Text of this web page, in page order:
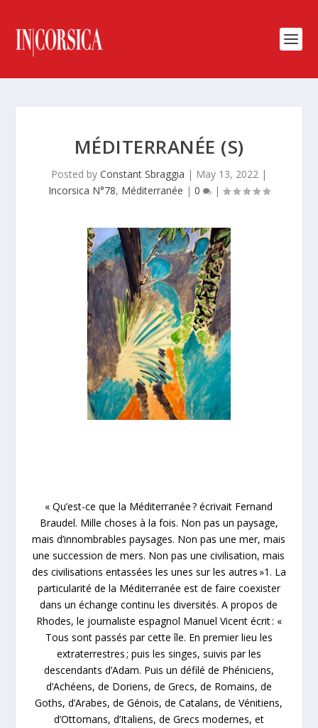
MÉDITERRANÉE (S)
Posted by Constant Sbraggia | May 13, 2022 |
Incorsica N°78, Méditerranée | 0 |
« Qu’est-ce que la Méditerranée ? écrivait Fernand
Braudel. Mille choses à la fois. Non pas un paysage,
mais d’innombrables paysages. Non pas une mer, mais
une succession de mers. Non pas une civilisation, mais
des civilisations entassées les unes sur les autres »1. La
particularité de la Méditerranée est de faire coexister
dans un échange continu les diversités. A propos de
Rhodes, le journaliste espagnol Manuel Vicent écrit : «
Tous sont passés par cette île. En premier lieu les
extraterrestres ; puis les singes, suivis par les
descendants d’Adam. Puis un défilé de Phéniciens,
d’Achéens, de Doriens, de Grecs, de Romains, de
Goths, d’Arabes, de Génois, de Catalans, de Vénitiens,
d’Ottomans, d’Italiens, de Grecs modernes, et